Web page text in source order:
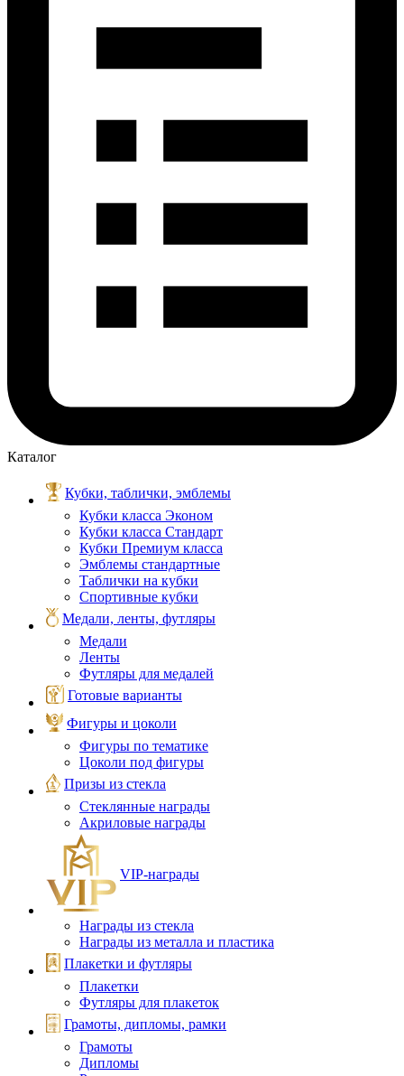
Каталог
Кубки, таблички, эмблемы
Кубки класса Эконом
Кубки класса Стандарт
Кубки Премиум класса
Эмблемы стандартные
Таблички на кубки
Спортивные кубки
Медали, ленты, футляры
Медали
Ленты
Футляры для медалей
Готовые варианты
Фигуры и цоколи
Фигуры по тематике
Цоколи под фигуры
Призы из стекла
Стеклянные награды
Акриловые награды
VIP‑награды
Награды из стекла
Награды из металла и пластика
Плакетки и футляры
Плакетки
Футляры для плакеток
Грамоты, дипломы, рамки
Грамоты
Дипломы